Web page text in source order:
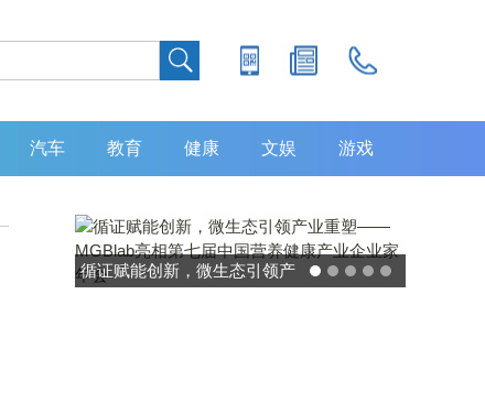
汽车 教育 健康 文娱 游戏
循证赋能创新，微生态引领产